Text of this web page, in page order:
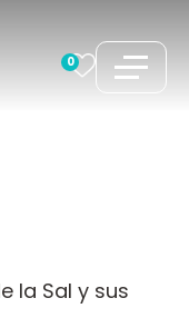
0
la Sal y sus